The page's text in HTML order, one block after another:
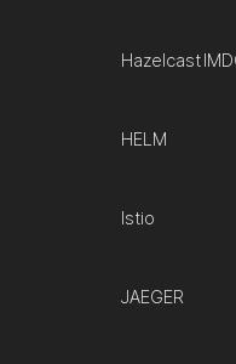
Hazelcast
HELM
Istio
JAEGER